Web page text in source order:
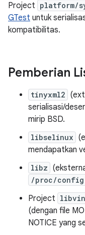
Project platform/
GTest untuk
kompatibilitas.
Pemberian
tinyxml2
serialisasi/
mirip BSD.
libselinux
mendapatkan
libz
/proc/
Project
(dengan file
NOTICE yang